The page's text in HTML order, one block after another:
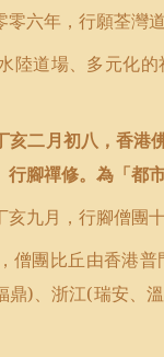
零六年，行願荃灣
陸道場、多元化
亥二月初八，香港
腳禪修。為「都
亥九月，行腳僧團
僧團比丘由香港
鼎)、浙江(瑞安、